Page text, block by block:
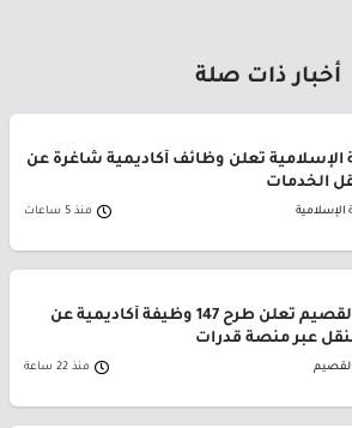
أخبار ذات صلة
الإسلامية تعلن وظائف أكاديمية شاغرة عن
الخدمات
الإسلامية منذ 5 ساعات
جامعة القصيم تعلن طرح 147 وظيفة أكاديمية عن
عبر منصة قدرات
منذ 22 ساعة